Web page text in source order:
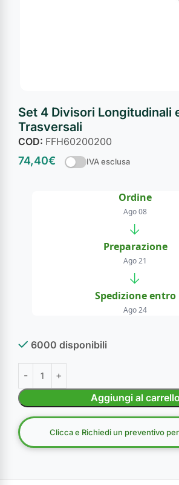
Set 4 Divisori Longitudinali
Trasversali
COD: FFH60200200
74,40€ IVA esclusa
Ordine
Ago 08
→
Preparazione
Ago 21
→
Spedizione entro
Ago 24
6000 disponibili
Aggiungi al carrello
Clicca e Richiedi un preventivo